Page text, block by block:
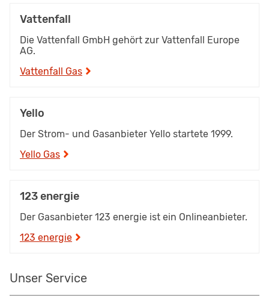
Vattenfall
Die Vattenfall GmbH gehört zur Vattenfall Europe
AG.
Vattenfall Gas
Yello
Der Strom- und Gasanbieter Yello startete 1999.
Yello Gas
123 energie
Der Gasanbieter 123 energie ist ein Onlineanbieter.
123 energie
Unser Service